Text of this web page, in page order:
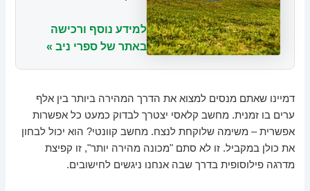
למידע נוסף ורכישה
באתר של ספרי ניב »
דמיינו שאתם מנסים למצוא את הדרך המהירה ביותר בין אלף
ערים בו זמנית. מחשב קלאסי יצטרך לבדוק כמעט כל אפשרות
אפשרית – משימה שלוקחת לנצח. מחשב קוונטי? הוא יכול לבחון
את כולן במקביל. זו לא סתם "מכונה מהירה יותר", זו קפיצת
מדרגה פילוסופית בדרך שבה אנחנו ניגשים לחישובים.